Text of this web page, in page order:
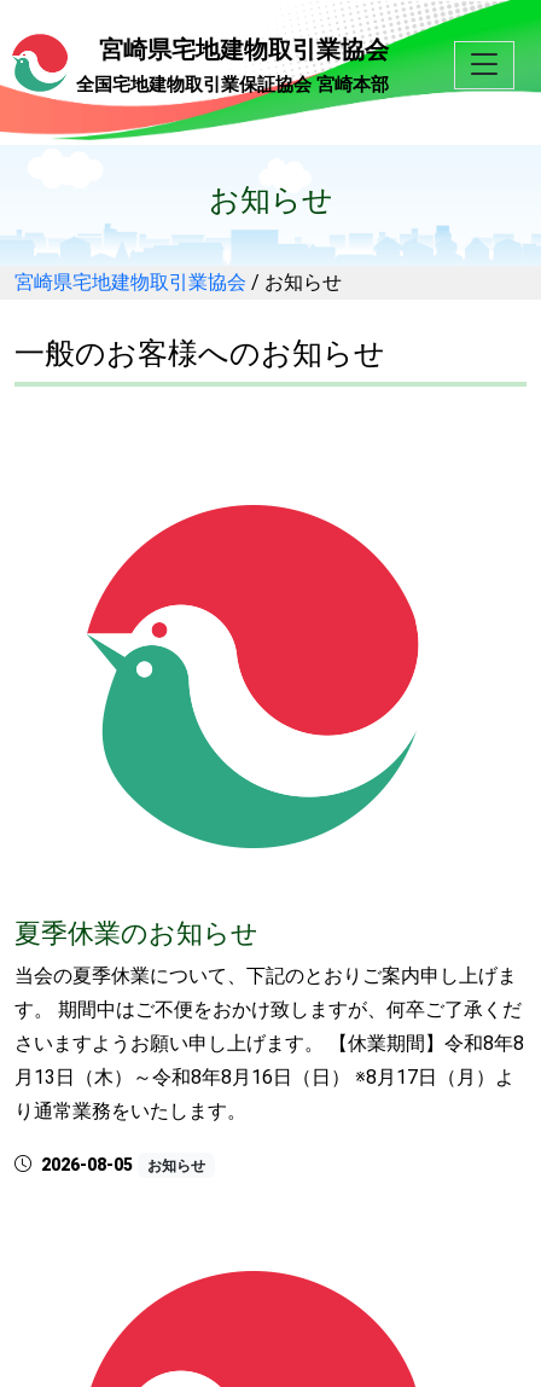
宮崎県宅地建物取引業協会
全国宅地建物取引業保証協会 宮崎本部
お知らせ
宮崎県宅地建物取引業協会 / お知らせ
一般のお客様へのお知らせ
夏季休業のお知らせ
当会の夏季休業について、下記のとおりご案内申し上げま
す。 期間中はご不便をおかけ致しますが、何卒ご了承くだ
さいますようお願い申し上げます。 【休業期間】令和8年8
月13日（木）～令和8年8月16日（日） ※8月17日（月）よ
り通常業務をいたします。
2026-08-05 お知らせ